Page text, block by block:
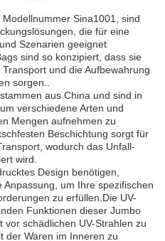
Sina1001, sind
die für eine
Szenarien geeignet
sind so konzipiert, dass sie
und die Aufbewahrung
sorgen..
aus China und sind in
verschiedene Arten und
Mengen aufnehmen zu
Beschichtung sorgt für
wodurch das Unfall-
wird.
Design benötigen,
um Ihre spezifischen
zu erfüllen.Die UV-
Funktionen dieser Jumbo
vor schädlichen UV-Strahlen zu
der Waren im Inneren zu